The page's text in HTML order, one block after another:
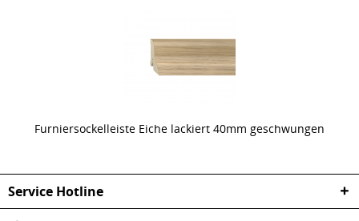
Furniersockelleiste Eiche lackiert 40mm geschwungen
Service Hotline